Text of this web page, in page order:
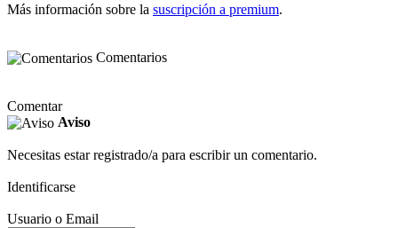
Más información sobre la suscripción a premium.
Comentarios
Comentar
Aviso
Necesitas estar registrado/a para escribir un comentario.
Identificarse
Usuario o Email